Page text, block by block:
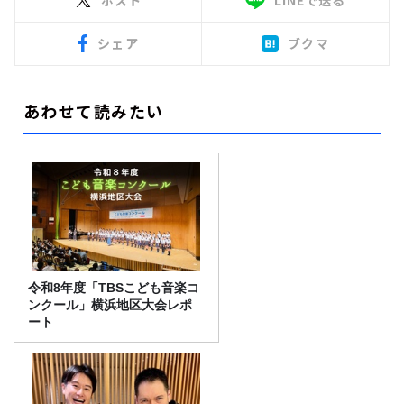
シェア ブクマ
あわせて読みたい
令和8年度「TBSこども音楽コ
ンクール」横浜地区大会レポ
ート